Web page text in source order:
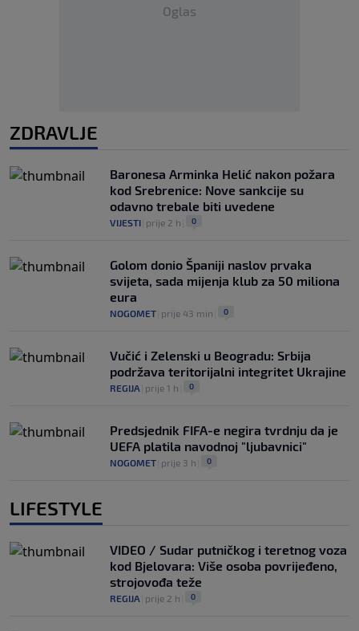
Oglas
ZDRAVLJE
Baronesa Arminka Helić nakon požara
kod Srebrenice: Nove sankcije su
odavno trebale biti uvedene
VIJESTI prije 2 h 0
Golom donio Španiji naslov prvaka
svijeta, sada mijenja klub za 50 miliona
eura
NOGOMET prije 43 min 0
Vučić i Zelenski u Beogradu: Srbija
podržava teritorijalni integritet Ukrajine
REGIJA prije 1 h 0
Predsjednik FIFA-e negira tvrdnju da je
UEFA platila navodnoj "ljubavnici"
NOGOMET prije 3 h 0
LIFESTYLE
VIDEO / Sudar putničkog i teretnog voza
kod Bjelovara: Više osoba povrijeđeno,
strojovođa teže
REGIJA prije 2 h 0